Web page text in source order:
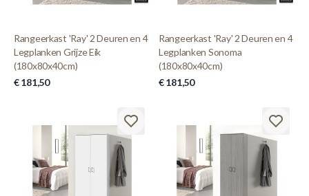
Rangeerkast 'Ray' 2 Deuren en 4
Legplanken Grijze Eik
(180x80x40cm)
€ 181,50
Rangeerkast 'Ray' 2 Deuren en 4
Legplanken Sonoma
(180x80x40cm)
€ 181,50